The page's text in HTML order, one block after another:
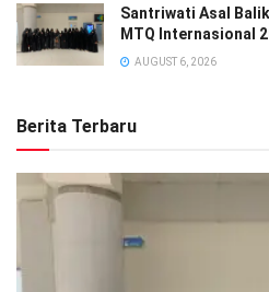
Santriwati Asal
MTQ Internasional
AUGUST 6, 2026
Berita Terbaru